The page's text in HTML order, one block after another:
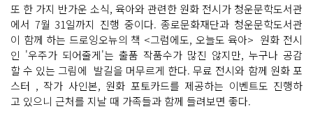
또 한 가지 반가운 소식, 육아와 관련한 원화 전시가 청운문학도서관
에서 7월 31일까지 진행 중이다. 종로문화재단과 청운문학도서관
이 함께 하는 드로잉오뉴의 책 <그럼에도, 오늘도 육아> 원화 전시
인 '우주가 되어줄게'는 출품 작품수가 많진 않지만, 누구나 공감
할 수 있는 그림에 발길을 머무르게 한다. 무료 전시와 함께 원화 포
스터 , 작가 사인본, 원화 포토카드를 제공하는 이벤트도 진행하
고 있으니 근처를 지날 때 가족들과 함께 들려보면 좋다.